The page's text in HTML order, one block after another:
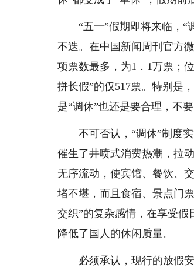
“五一”假期即将来临，
不迭。在中国新闻周刊官方
项票数最多，为1．1万票；
拼长假”的仅517票。特别是
是“调休”也还是要合理，不
不可否认，“调休”制度
催生了井喷式消费热潮，拉
无序流动，使宾馆、餐饮、
堵不堪，而且食宿、景点门
交织”的复杂感情，在享受假
降低了国人的休闲质量。
必须承认，现行的放假